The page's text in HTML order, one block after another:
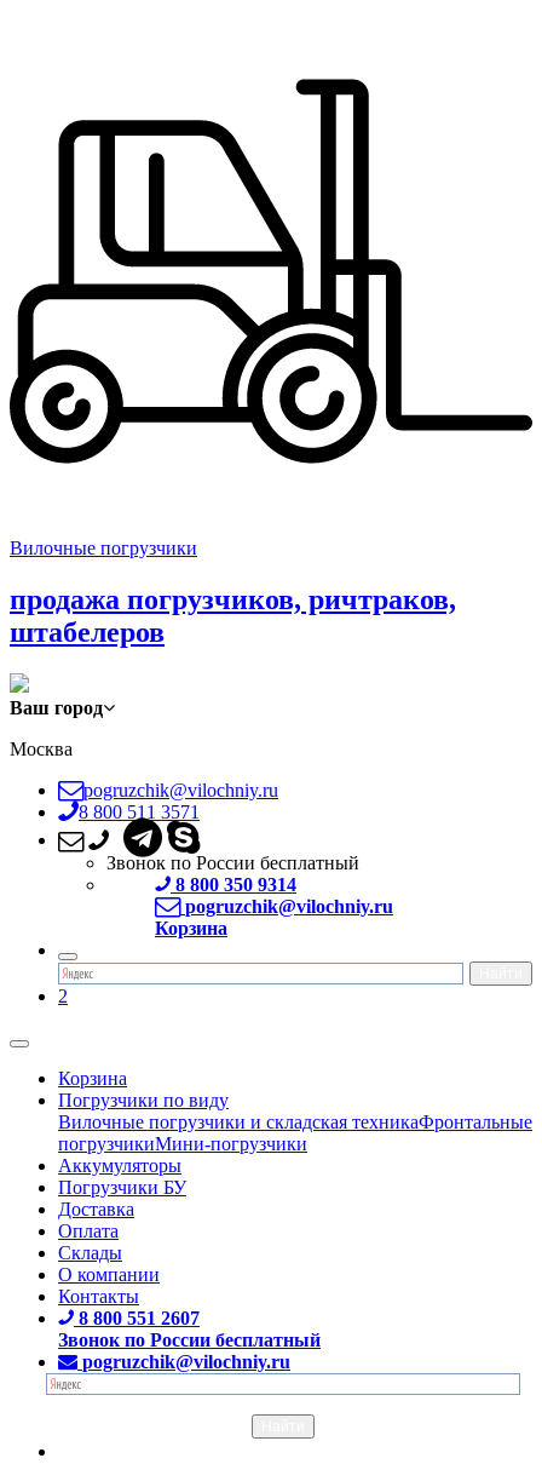
Вилочные погрузчики
продажа погрузчиков, ричтраков,
штабелеров
Ваш город
Москва
pogruzchik@vilochniy.ru
8 800 511 3571
Звонок по России бесплатный
8 800 350 9314
pogruzchik@vilochniy.ru
Корзина
2
Корзина
Погрузчики по виду
Вилочные погрузчики и складская техникаФронтальные
погрузчикиМини-погрузчики
Аккумуляторы
Погрузчики БУ
Доставка
Оплата
Склады
О компании
Контакты
8 800 551 2607
Звонок по России бесплатный
pogruzchik@vilochniy.ru